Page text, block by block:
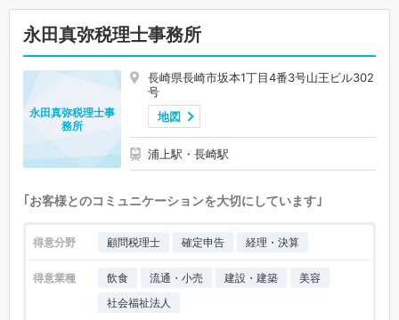
永田真弥税理士事務所
長崎県長崎市坂本1丁目4番3号山王ビル302
号
地図
浦上駅・長崎駅
永田真弥税理士事
務所
｢お客様とのコミュニケーションを大切にしています｣
得意分野 顧問税理士 確定申告 経理・決算
得意業種 飲食 流通・小売 建設・建築
美容
社会福祉法人